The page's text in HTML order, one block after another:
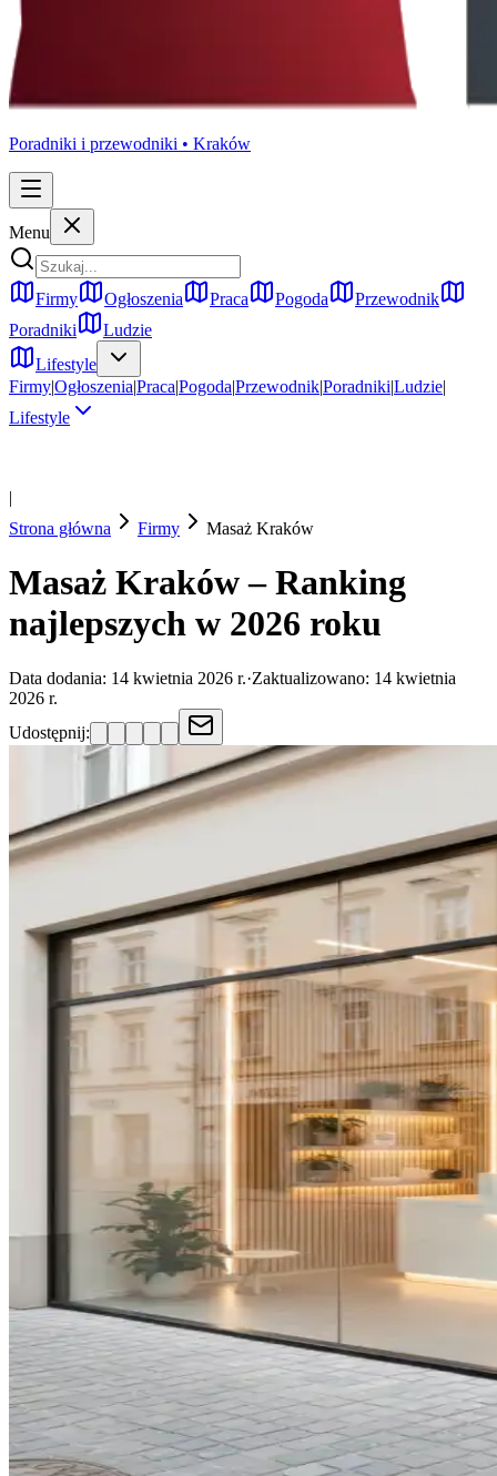
Poradniki i przewodniki • Kraków
Menu
Firmy Ogłoszenia Praca Pogoda
Przewodnik
Poradniki
Ludzie
Lifestyle
Firmy|Ogłoszenia|Praca|Pogoda|Przewodnik|Poradniki|Ludzie|
Lifestyle
|
Strona główna
Firmy Masaż Kraków
Masaż Kraków – Ranking
najlepszych w 2026 roku
Data dodania: 14 kwietnia 2026 r.·Zaktualizowano: 14 kwietnia
2026 r.
Udostępnij: